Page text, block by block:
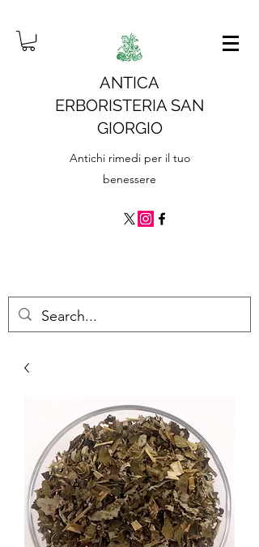
ANTICA
ERBORISTERIA SAN
GIORGIO
Antichi rimedi per il tuo
benessere